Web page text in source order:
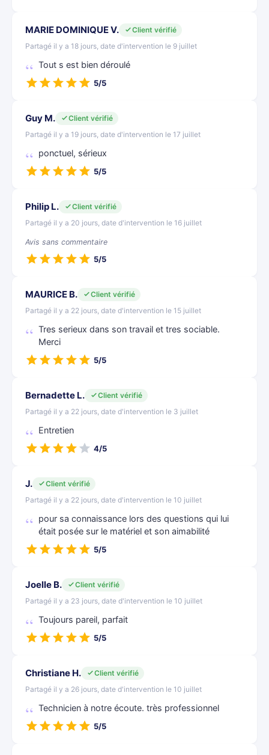
MARIE DOMINIQUE V.
Client vérifié
Partagé il y a 18 jours, date d'intervention le 9 juillet
Tout s est bien déroulé
5/5
Guy M.
Client vérifié
Partagé il y a 19 jours, date d'intervention le 17 juillet
ponctuel, sérieux
5/5
Philip L.
Client vérifié
Partagé il y a 20 jours, date d'intervention le 16 juillet
Avis sans commentaire
5/5
MAURICE B.
Client vérifié
Partagé il y a 22 jours, date d'intervention le 15 juillet
Tres serieux dans son travail et tres sociable.
Merci
5/5
Bernadette L.
Client vérifié
Partagé il y a 22 jours, date d'intervention le 3 juillet
Entretien
4/5
J.
Client vérifié
Partagé il y a 22 jours, date d'intervention le 10 juillet
pour sa connaissance lors des questions qui lui
était posée sur le matériel et son aimabilité
5/5
Joelle B.
Client vérifié
Partagé il y a 23 jours, date d'intervention le 10 juillet
Toujours pareil, parfait
5/5
Christiane H.
Client vérifié
Partagé il y a 26 jours, date d'intervention le 10 juillet
Technicien à notre écoute. très professionnel
5/5